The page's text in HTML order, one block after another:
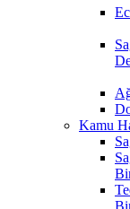
Kamu